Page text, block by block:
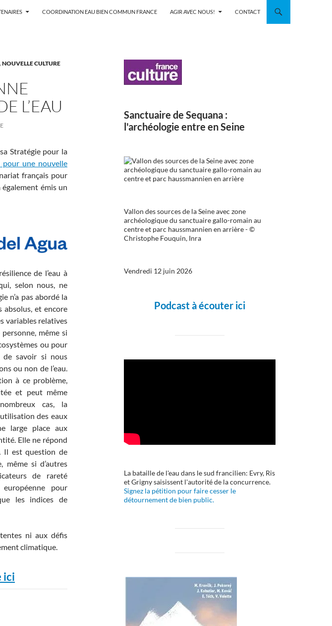
COORDINATION EAU BIEN COMMUN FRANCE AGIR AVEC NOUS! CONTACT
,NOUVELLE CULTURE
L’EAU
Stratégie pour la
pour une nouvelle
français pour
émis un
de l’eau à
selon nous, ne
n’a pas abordé la
absolus, et encore
variables relatives
même si
ou pour
de savoir si nous
ou non de l’eau.
à ce problème,
et peut même
cas, la
des eaux
large place aux
Elle ne répond
Il est question de
même si d’autres
de rareté
pour
les indices de
ni aux défis
climatique.
ici
Sanctuaire de Sequana :
l'archéologie entre en Seine
Vallon des sources de la Seine avec zone
archéologique du sanctuaire gallo-romain au
centre et parc haussmannien en arrière - ©
Christophe Fouquin, Inra
Vendredi 12 juin 2026
Podcast à écouter ici
La bataille de l'eau dans le sud francilien: Evry, Ris
et Grigny saisissent l'autorité de la concurrence.
Signez la pétition pour faire cesser le
détournement de bien public.